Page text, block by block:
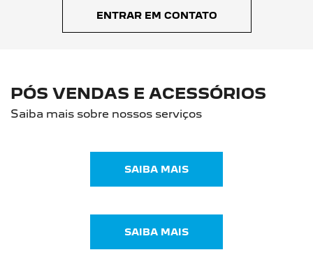
ENTRAR EM CONTATO
PÓS VENDAS E ACESSÓRIOS
Saiba mais sobre nossos serviços
SAIBA MAIS
SAIBA MAIS